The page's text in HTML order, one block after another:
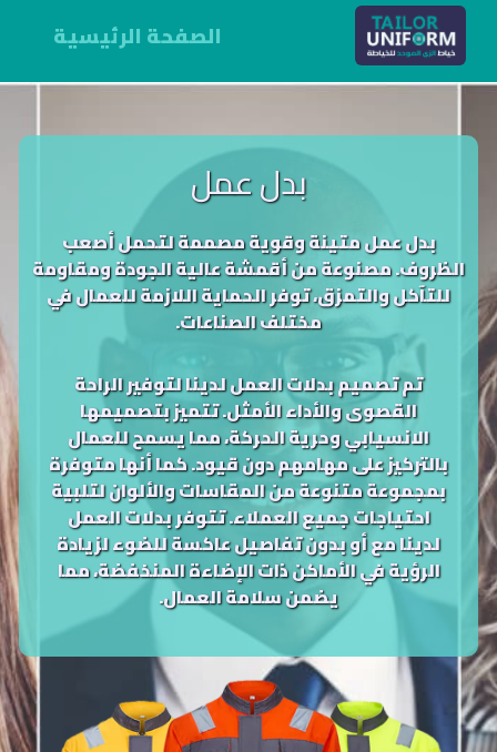
الصفحة الرئيسية
بدل عمل
بدل عمل متينة وقوية مصممة لتحمل أصعب
الظروف. مصنوعة من أقمشة عالية الجودة ومقاومة
للتآكل والتمزق، توفر الحماية اللازمة للعمال في
مختلف الصناعات.
تم تصميم بدلات العمل لدينا لتوفير الراحة
القصوى والأداء الأمثل. تتميز بتصميمها
الانسيابي وحرية الحركة، مما يسمح للعمال
بالتركيز على مهامهم دون قيود. كما أنها متوفرة
بمجموعة متنوعة من المقاسات والألوان لتلبية
احتياجات جميع العملاء. تتوفر بدلات العمل
لدينا مع أو بدون تفاصيل عاكسة للضوء لزيادة
الرؤية في الأماكن ذات الإضاءة المنخفضة، مما
يضمن سلامة العمال.